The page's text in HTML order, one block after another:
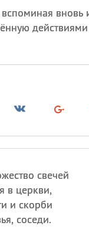
вновь
свечей
в церкви,
и скорби
соседи.